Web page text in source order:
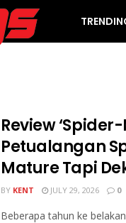
Review
Petualangan
Mature Tapi
BY KENT JULY 29, 2026 0
Beberapa tahun ke